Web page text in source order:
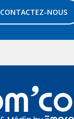
CONTACTEZ-NOUS